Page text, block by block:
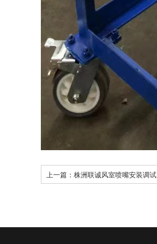
上一篇： 株洲联诚风室喷嘴安装调试